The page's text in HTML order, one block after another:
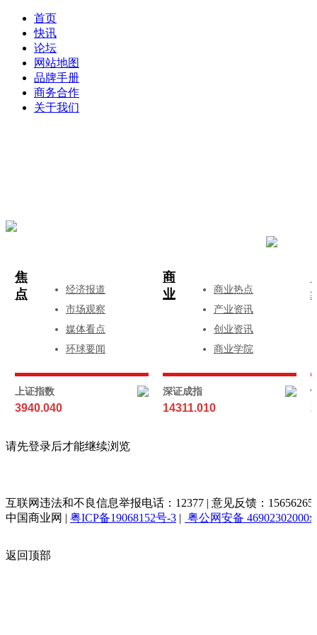
首页
快讯
论坛
网站地图
品牌手册
商务合作
关于我们
焦
点
经济报道
市场观察
媒体看点
环球要闻
商
业
商业热点
产业资讯
创业资讯
商业学院
上证指数
3940.040
深证成指
14311.010
请先登录后才能继续浏览
互联网违法和不良信息举报电话：12377 | 意见反馈：
中国商业网 | 粤ICP备19068152号-3 | 粤公网安备
返回顶部